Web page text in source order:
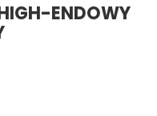
ENDOWY